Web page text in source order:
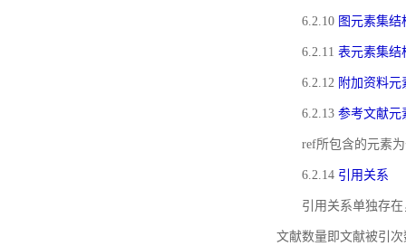
6.2.10 图元素集结
6.2.11 表元素集结
6.2.12 附加资料元
6.2.13 参考文献元
ref所包含的元素
6.2.14 引用关系
引用关系单独存
文献数量即文献被引